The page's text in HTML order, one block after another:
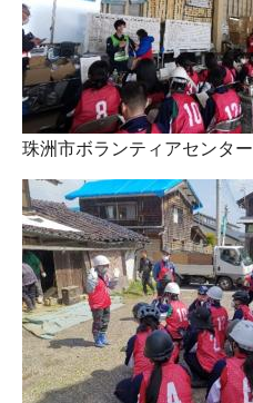
珠洲市ボランティアセンター